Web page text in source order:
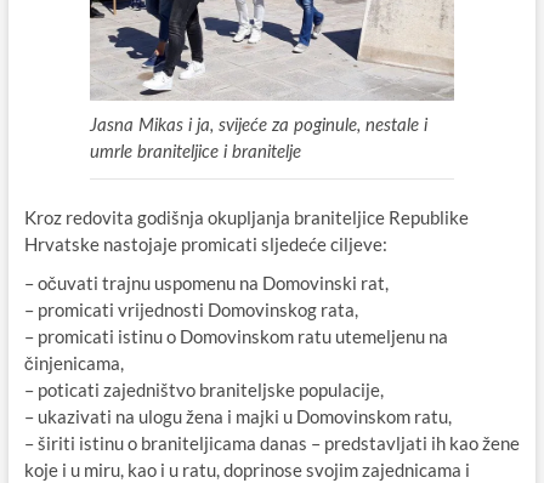
Jasna Mikas i ja, svijeće za poginule, nestale i
umrle braniteljice i branitelje
Kroz redovita godišnja okupljanja braniteljice Republike
Hrvatske nastojaje promicati sljedeće ciljeve:
– očuvati trajnu uspomenu na Domovinski rat,
– promicati vrijednosti Domovinskog rata,
– promicati istinu o Domovinskom ratu utemeljenu na
činjenicama,
– poticati zajedništvo braniteljske populacije,
– ukazivati na ulogu žena i majki u Domovinskom ratu,
– širiti istinu o braniteljicama danas – predstavljati ih kao žene
koje i u miru, kao i u ratu, doprinose svojim zajednicama i